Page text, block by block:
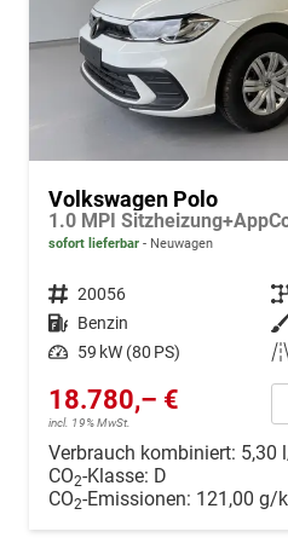
Volkswagen Polo
sofort lieferbar Neuwagen
Fahrzeugnr. 20056
Kraftstoff Benzin
Leistung 59 kW (80 PS) Kilometerstand
18.780,– €
incl. 19% MwSt.
Verbrauch kombiniert: 5,30
CO2-Klasse: D
CO2-Emissionen: 121,00 g/